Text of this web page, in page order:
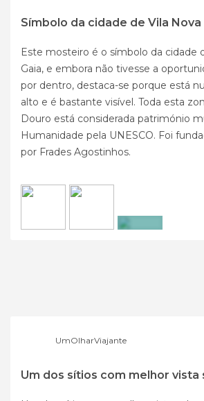
Símbolo da cidade de Vila Nova
Este mosteiro é o símbolo da cidade
Gaia, e embora não tivesse a
por dentro, destaca-se porque está
alto e é bastante visível. Toda esta
Douro está considerada património
Humanidade pela UNESCO. Foi
por Frades Agostinhos.
UmOlharViajante
Um dos sítios com melhor vista